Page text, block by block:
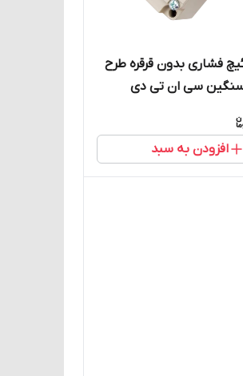
فشاری بدون قرقره طرح
سی ان تی دی
افزودن به سبد